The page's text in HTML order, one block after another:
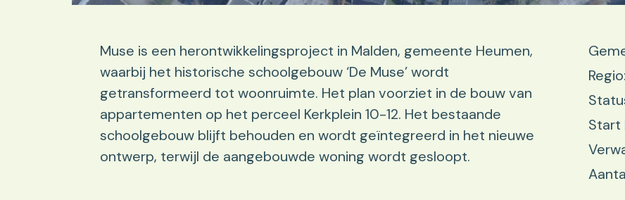
Muse is een herontwikkelingsproject in Malden, gemeente Heumen,
waarbij het historische schoolgebouw ‘De Muse’ wordt
getransformeerd tot woonruimte. Het plan voorziet in de bouw van
appartementen op het perceel Kerkplein 10-12. Het bestaande
schoolgebouw blijft behouden en wordt geïntegreerd in het nieuwe
ontwerp, terwijl de aangebouwde woning wordt gesloopt.
Start